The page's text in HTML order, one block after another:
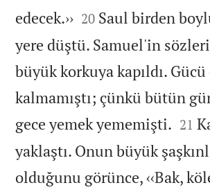
edecek.››
20 Saul birden
yere düştü. Samuel'in
büyük korkuya kapıldı. Gücü
kalmamıştı; çünkü bütün
gece yemek yememişti. 

21
yaklaştı. Onun büyük
olduğunu görünce, ‹‹Bak,